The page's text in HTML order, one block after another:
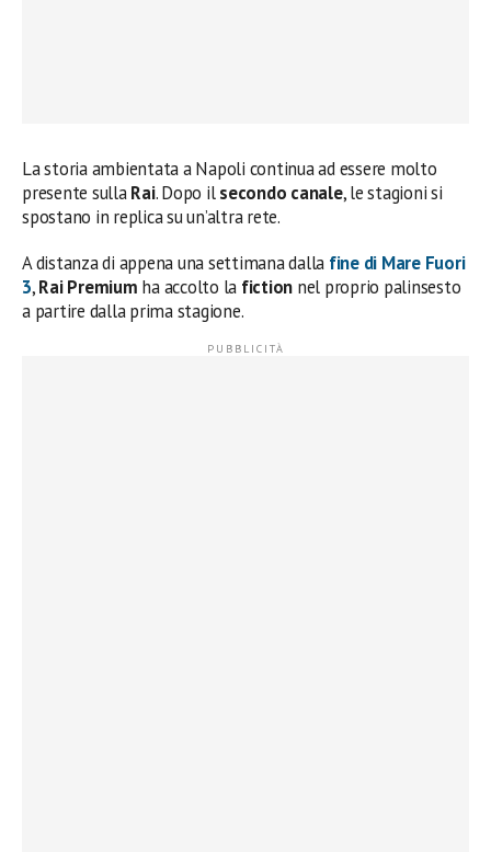
La storia ambientata a Napoli continua ad essere molto
presente sullaRai. Dopo ilsecondo canale, le stagioni si
spostano in replica su un’altra rete.
A distanza di appena una settimana dalla fine di Mare Fuori
3,Rai Premium ha accolto la fiction nel proprio palinsesto
a partire dalla prima stagione.